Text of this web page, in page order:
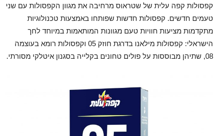
קפסולות קפה עלית של שטראוס מרחיבה את מגוון הקפסולות עם שני
טעמים חדשים. קפסולות חדשות שפותחו באמצעות טכנולוגיות
מתקדמות מציעות חוויות טעם מגוונות המותאמות במיוחד לחך
הישראלי: קפסולות מילאנו בדרגת חוזק 05 וקפסולות רומא בעוצמה
08, שתיהן מבוססות על פולים טחונים בקלייה בסגנון איטלקי מסורתי.